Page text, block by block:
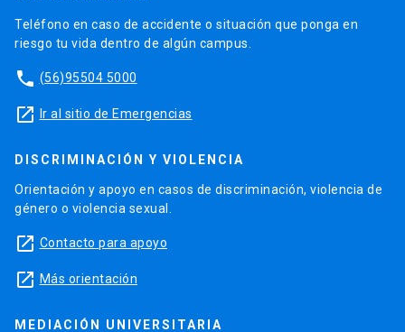
Teléfono en caso de accidente o situación que ponga en
riesgo tu vida dentro de algún campus.
phone (56)95504 5000
launch Ir al sitio de Emergencias
DISCRIMINACIÓN Y VIOLENCIA
Orientación y apoyo en casos de discriminación, violencia de
género o violencia sexual.
launch Contacto para apoyo
launch Más orientación
MEDIACIÓN UNIVERSITARIA